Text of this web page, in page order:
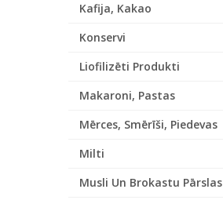
Kafija, Kakao
Konservi
Liofilizēti Produkti
Makaroni, Pastas
Mērces, Smērīši, Piedevas
Milti
Musli Un Brokastu Pārslas